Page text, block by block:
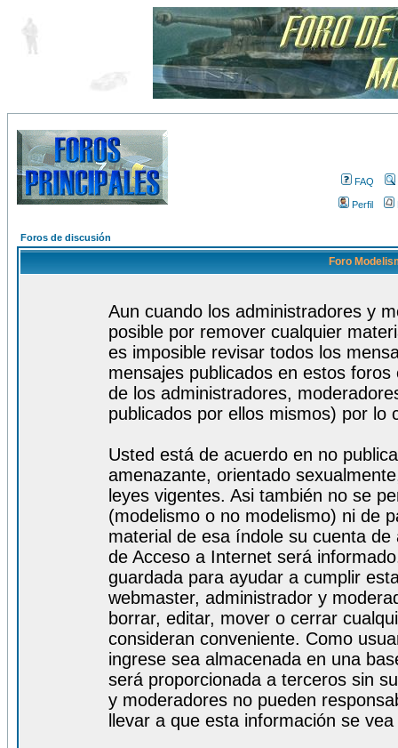
FAQ
Perfil
Foros de discusión
Foro
Aun cuando los administradores y
posible por remover cualquier
es imposible revisar todos los
mensajes publicados en estos
de los administradores,
publicados por ellos mismos) por lo
Usted está de acuerdo en no
amenazante, orientado
leyes vigentes. Asi también no se
(modelismo o no modelismo) ni de
material de esa índole su cuenta
de Acceso a Internet será
guardada para ayudar a cumplir
webmaster, administrador y
borrar, editar, mover o cerrar
consideran conveniente. Como
ingrese sea almacenada en una
será proporcionada a terceros sin
y moderadores no pueden
llevar a que esta información se